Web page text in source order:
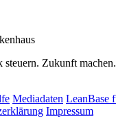
Zukunft machen.
Mediadaten LeanBase
Impressum